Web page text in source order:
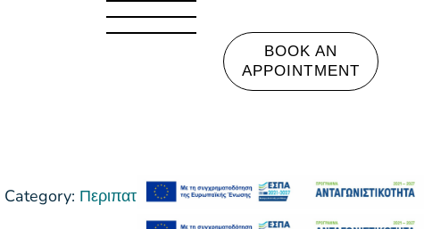
BOOK AN
APPOINTMENT
Category: Περιπατητήρας